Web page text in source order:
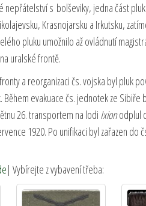
nepřátelství s bolševiky, jedna část
Krasnojarsku a Irkutsku,
pluku umožnilo až ovládnutí
uralské frontě.
a reorganizaci čs. vojska byl pluk
evakuace čs. jednotek ze
26. transportem na lodi Ixionodplul
1920. Po unifikaci byl zařazen do
| Vybírejte z vybavení třeba: